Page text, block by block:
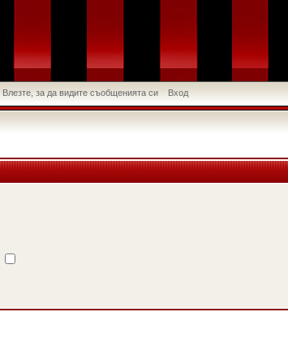
Влезте, за да видите съобщенията си Вход